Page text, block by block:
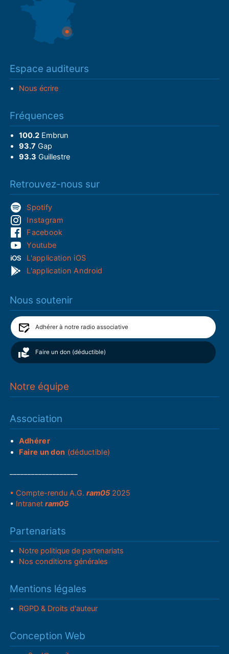
Espace auditeurs
Nous écrire
Fréquences
100.2Embrun
93.7 Gap
93.3 Guillestre
Retrouvez-nous sur
Spotify
Instagram
Facebook
Youtube
L'application iOS
L'application Android
Nous soutenir
Adhérer à notre radio associative
Faire un don (déductible)
Notre équipe
Association
Adhérer
Faire un don (déductible)
• Compte-rendu A.G.ram05 2025
• Intranetram05
Partenariats
Notre politique de partenariats
Nos conditions générales
Mentions légales
RGPD & Droits d'auteur
Conception Web